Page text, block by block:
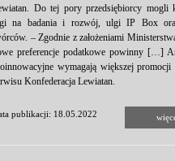
Do tej pory przedsiębiorcy mogli
na badania i rozwój, ulgi IP Box
– Zgodnie z założeniami
preferencje podatkowe powinny […]
wymagają większej promocji
Konfederacja Lewiatan.
publikacji: 18.05.2022